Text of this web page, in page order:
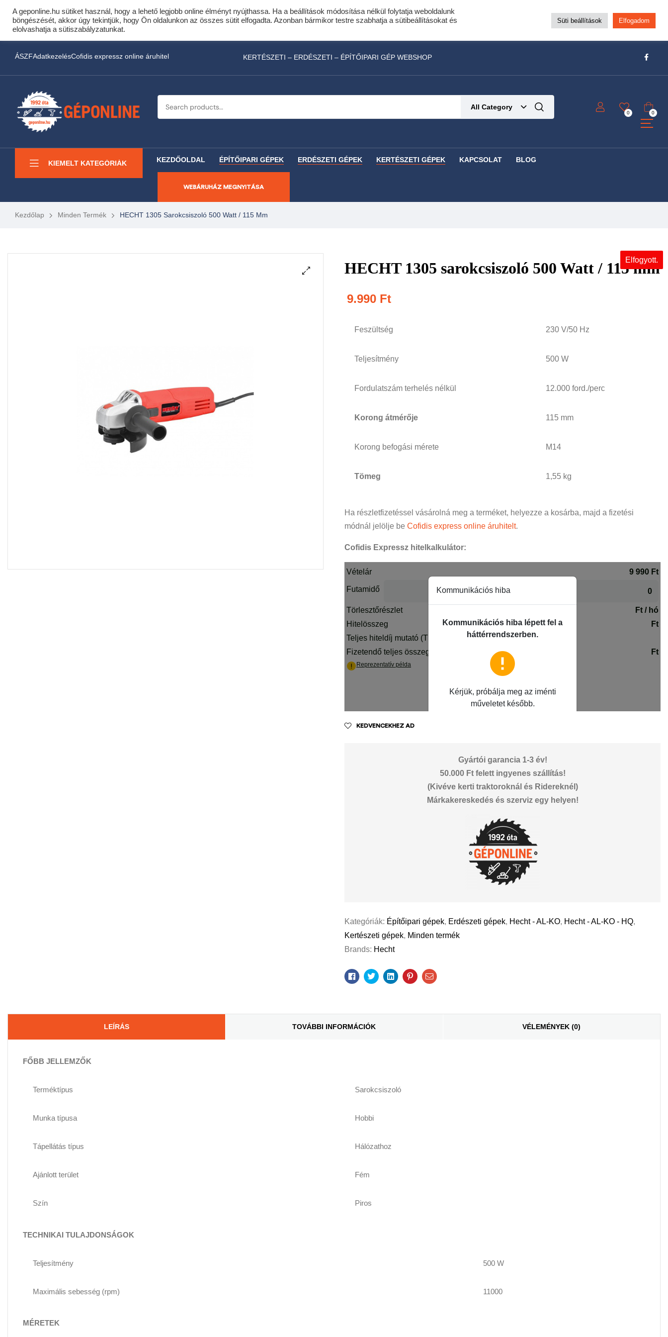
Cofidis expressz online áruhitel 0 % THM-el 10 hónapra!
Most minden akciós HQ láncfűrészhez ajándékba adunk egy fűrészláncot!
Részletek ide kattintva!
ÁSZFAdatkezelésCofidis expressz online áruhitel KERTÉSZETI – ERDÉSZETI – ÉPÍTŐIPARI GÉP WEBSHOP
All Category
0 0
KIEMELT KATEGÓRIÁK KEZDŐOLDAL ÉPÍTŐIPARI GÉPEK ERDÉSZETI GÉPEK KERTÉSZETI GÉPEK KAPCSOLAT BLOG
WEBÁRUHÁZ MEGNYITÁSA
Kezdőlap Minden Termék HECHT 1305 Sarokcsiszoló 500 Watt / 115 Mm
Elfogyott.
HECHT 1305 sarokcsiszoló 500 Watt / 115 mm
9.990 Ft
Feszültség 230 V/50 Hz
Teljesítmény 500 W
Fordulatszám terhelés nélkül 12.000 ford./perc
Korong átmérője 115 mm
Korong befogási mérete M14
Tömeg 1,55 kg
Ha részletfizetéssel vásárolná meg a terméket, helyezze a kosárba, majd a fizetési
módnál jelölje beCofidis express online áruhitelt.
Cofidis Expressz hitelkalkulátor:
KEDVENCEKHEZ AD
Gyártói garancia 1-3 év!
50.000 Ft felett ingyenes szállítás!
(Kivéve kerti traktoroknál és Ridereknél)
Márkakereskedés és szerviz egy helyen!
Kategóriák: Építőipari gépek, Erdészeti gépek, Hecht - AL-KO, Hecht - AL-KO - HQ,
Kertészeti gépek, Minden termék
Brands: Hecht
Facebook
TwitterLinkedinPinterestEmail
LEÍRÁS TOVÁBBI INFORMÁCIÓK VÉLEMÉNYEK (0)
FŐBB JELLEMZŐK
Terméktípus Sarokcsiszoló
Munka típusa Hobbi
Tápellátás típus Hálózathoz
Ajánlott terület Fém
Szín Piros
TECHNIKAI TULAJDONSÁGOK
Teljesítmény 500 W
Maximális sebesség (rpm) 11000
MÉRETEK
A geponline.hu sütiket használ, hogy a lehető legjobb online élményt nyújthassa. Ha a beállítások módosítása nélkül folytatja weboldalunk
böngészését, akkor úgy tekintjük, hogy Ön oldalunkon az összes sütit elfogadta. Azonban bármikor testre szabhatja a sütibeállításokat és
elolvashatja a sütiszabályzatunkat.
Süti beállítások Elfogadom